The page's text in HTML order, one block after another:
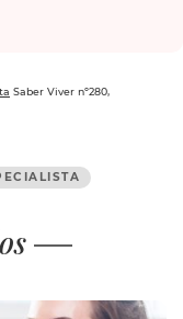
Saber Viver nº280,